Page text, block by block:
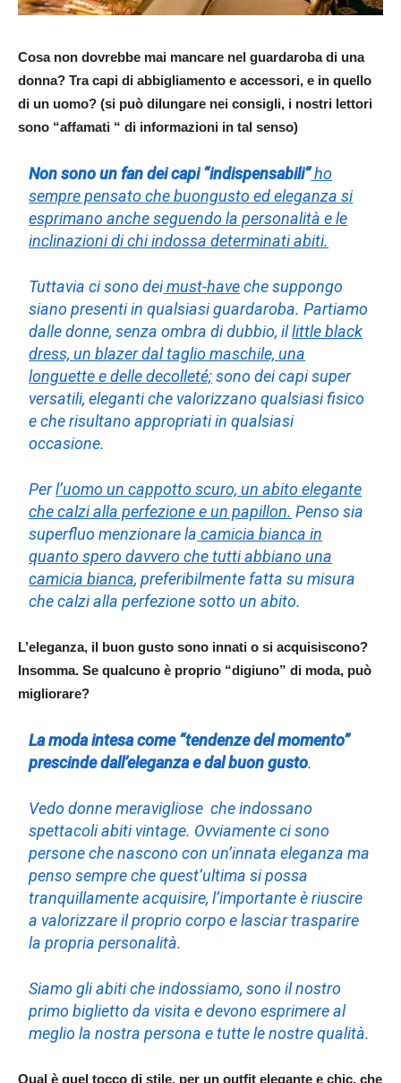
Cosa non dovrebbe mai mancare nel guardaroba di una
donna? Tra capi di abbigliamento e accessori, e in quello
di un uomo? (si può dilungare nei consigli, i nostri lettori
sono “affamati “ di informazioni in tal senso)
Non sono un fan dei capi “indispensabili”ho
sempre pensato che buongusto ed eleganza si
esprimano anche seguendo la personalità e le
inclinazioni di chi indossa determinati abiti.
Tuttavia ci sono deimust-haveche suppongo
siano presenti in qualsiasi guardaroba. Partiamo
dalle donne, senza ombra di dubbio, illittle black
dress, un blazer dal taglio maschile, una
longuette e delle decolleté;sono dei capi super
versatili, eleganti che valorizzano qualsiasi fisico
e che risultano appropriati in qualsiasi
occasione.
Perl’uomo un cappotto scuro, un abito elegante
che calzi alla perfezione e un papillon. Penso sia
superfluo menzionare la camicia bianca in
quanto spero davvero che tutti abbiano una
camicia bianca, preferibilmente fatta su misura
che calzi alla perfezione sotto un abito.
L’eleganza, il buon gusto sono innati o si acquisiscono?
Insomma. Se qualcuno è proprio “digiuno” di moda, può
migliorare?
La moda intesa come “tendenze del momento”
prescinde dall’eleganza e dal buon gusto.
Vedo donne meravigliose che indossano
spettacoli abiti vintage. Ovviamente ci sono
persone che nascono con un’innata eleganza ma
penso sempre che quest’ultima si possa
tranquillamente acquisire, l’importante è riuscire
a valorizzare il proprio corpo e lasciar trasparire
la propria personalità.
Siamo gli abiti che indossiamo, sono il nostro
primo biglietto da visita e devono esprimere al
meglio la nostra persona e tutte le nostre qualità.
Qual è quel tocco di stile, per un outfit elegante e chic, che